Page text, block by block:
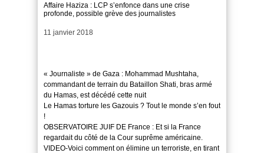
Affaire Haziza : LCP s’enfonce dans une crise
profonde, possible grève des journalistes
Date
11 janvier 2018
« Journaliste » de Gaza : Mohammad Mushtaha,
commandant de terrain du Bataillon Shati, bras armé
du Hamas, est décédé cette nuit
Le Hamas torture les Gazouis ? Tout le monde s’en fout
!
OBSERVATOIRE JUIF DE France : Et si la France
regardait du côté de la Cour suprême américaine.
VIDEO-Voici comment on élimine un terroriste, en tirant